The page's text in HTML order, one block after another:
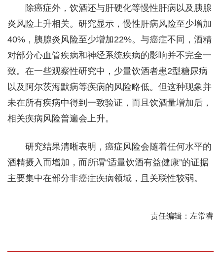
除癌症外，饮酒还与肝硬化等慢性肝病以及胰腺
炎风险上升相关。研究显示，慢性肝病风险至少增加
40%，胰腺炎风险至少增加22%。与癌症不同，酒精
对部分心血管疾病和神经系统疾病的影响并不完全一
致。在一些观察性研究中，少量饮酒者患2型糖尿病
以及阿尔茨海默病等疾病的风险略低。但这种现象并
未在所有疾病中得到一致验证，而且饮酒量增加后，
相关疾病风险普遍会上升。
研究结果清晰表明，癌症风险会随着任何水平的
酒精摄入而增加，而所谓“适量饮酒有益健康”的证据
主要集中在部分非癌症疾病领域，且关联性较弱。
责任编辑：左常睿